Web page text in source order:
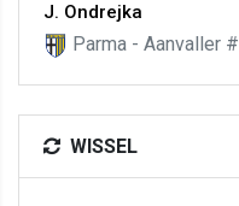
J. Ondrejka
Parma - Aanvaller #
WISSEL